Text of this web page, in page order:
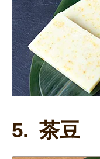
5. 茶豆